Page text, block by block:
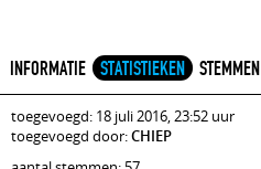
INFORMATIE STATISTIEKEN STEMMEN
toegevoegd: 18 juli 2016, 23:52 uur
toegevoegd door:CHIEP